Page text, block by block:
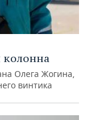
колонна
Олега Жогина,
винтика